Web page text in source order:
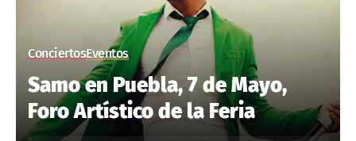
ConciertosEventos
Samo en Puebla, 7 de Mayo,
Foro Artístico de la Feria